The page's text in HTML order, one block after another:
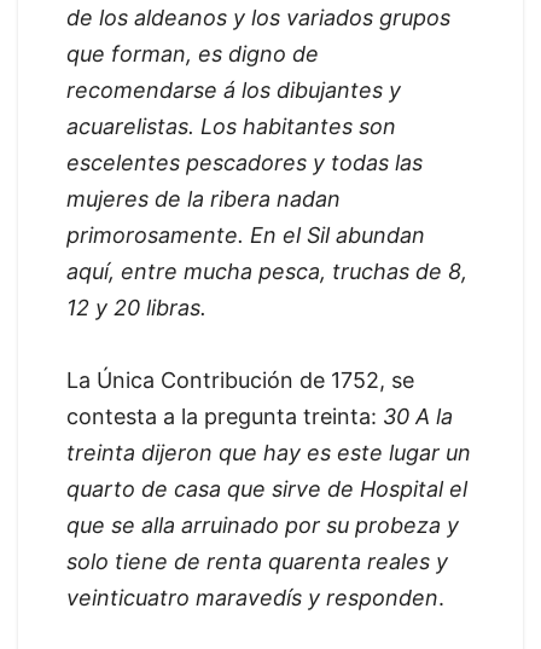
de los aldeanos y los variados grupos
que forman, es digno de
recomendarse á los dibujantes y
acuarelistas. Los habitantes son
escelentes pescadores y todas las
mujeres de la ribera nadan
primorosamente. En el Sil abundan
aquí, entre mucha pesca, truchas de 8,
12 y 20 libras.
La Única Contribución de 1752, se
contesta a la pregunta treinta: 30 A la
treinta dijeron que hay es este lugar un
quarto de casa que sirve de Hospital el
que se alla arruinado por su probeza y
solo tiene de renta quarenta reales y
veinticuatro maravedís y responden.